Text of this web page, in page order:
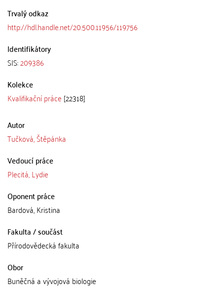
Trvalý odkaz
http://hdl.handle.net/20.500.11956/119756
Identifikátory
SIS:209386
Kolekce
Kvalifikační práce [22318]
Autor
Tučková, Štěpánka
Vedoucí práce
Plecitá, Lydie
Oponent práce
Bardová, Kristina
Fakulta / součást
Přírodovědecká fakulta
Obor
Buněčná a vývojová biologie